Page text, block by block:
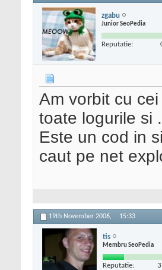
zgabu
Junior SeoPedia
Reputatie:
Am vorbit cu
toate logurile si
Este un cod in
caut pe net
19th November 2006, 15:33
tis
Membru SeoPedia
Reputatie: